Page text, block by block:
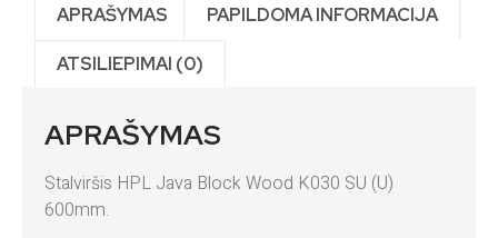
APRAŠYMAS PAPILDOMA INFORMACIJA
ATSILIEPIMAI (0)
APRAŠYMAS
Stalviršis HPL Java Block Wood K030 SU (U)
600mm.